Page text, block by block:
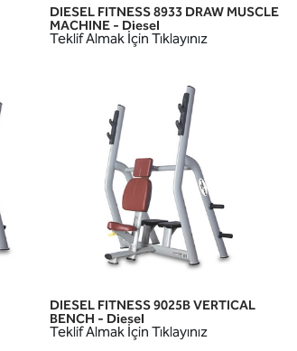
HIZLI GÖRÜNÜM
DIESEL FITNESS 8933 DRAW MUSCLE
MACHINE - Diesel
Teklif Almak İçin Tıklayınız
HIZLI GÖRÜNÜM
DIESEL FITNESS 9025B VERTICAL
BENCH - Diesel
Teklif Almak İçin Tıklayınız